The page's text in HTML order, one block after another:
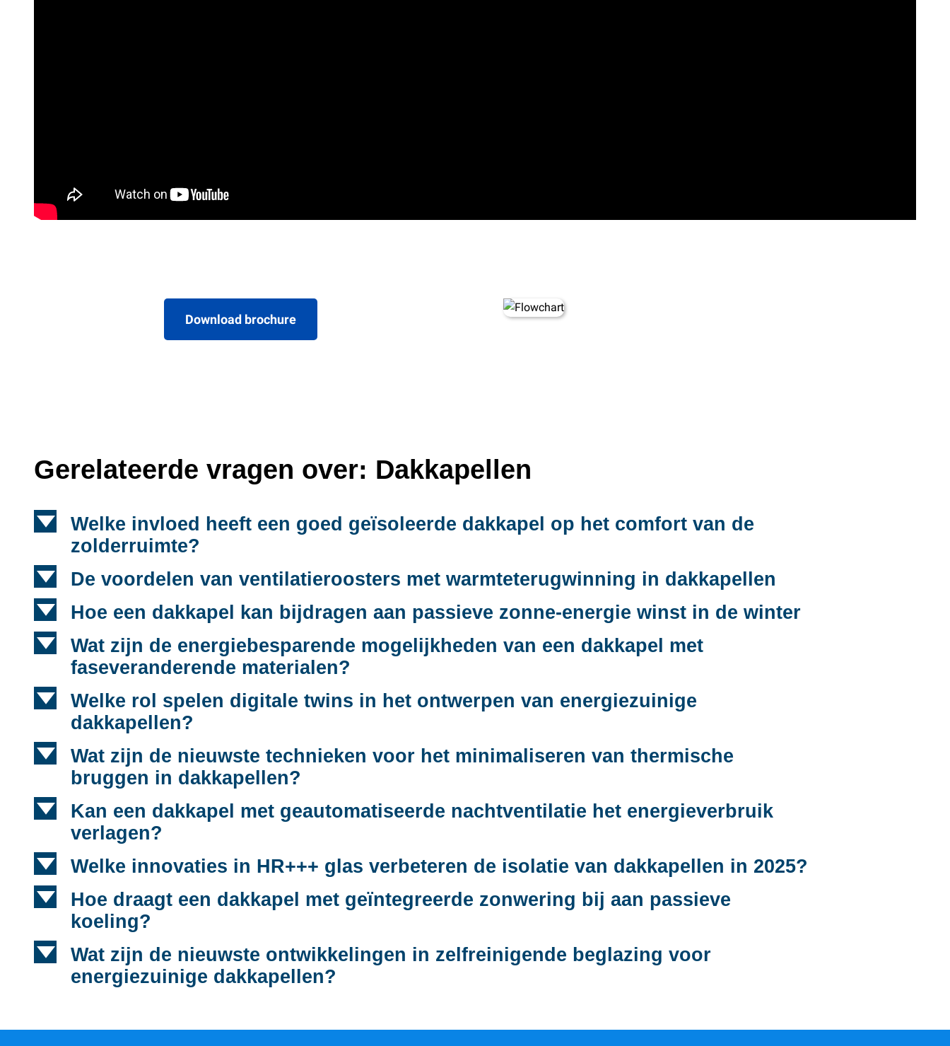
Download brochure
Gerelateerde vragen over: Dakkapellen
d
Welke invloed heeft een goed geïsoleerde dakkapel op het comfort van de
zolderruimte?
d De voordelen van ventilatieroosters met warmteterugwinning in dakkapellen
d Hoe een dakkapel kan bijdragen aan passieve zonne-energie winst in de winter
d
Wat zijn de energiebesparende mogelijkheden van een dakkapel met
faseveranderende materialen?
d
Welke rol spelen digitale twins in het ontwerpen van energiezuinige
dakkapellen?
d
Wat zijn de nieuwste technieken voor het minimaliseren van thermische
bruggen in dakkapellen?
d
Kan een dakkapel met geautomatiseerde nachtventilatie het energieverbruik
verlagen?
d Welke innovaties in HR+++ glas verbeteren de isolatie van dakkapellen in 2025?
d
Hoe draagt een dakkapel met geïntegreerde zonwering bij aan passieve
koeling?
d
Wat zijn de nieuwste ontwikkelingen in zelfreinigende beglazing voor
energiezuinige dakkapellen?